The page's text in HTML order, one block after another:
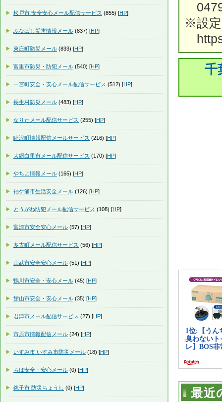
※設定
千
最近
松戸市 安全安心メール配信サービス (855) [HP]
ふなばし災害情報メール (837) [HP]
東庄町防災メール (833) [HP]
富里市防災・防犯メール (540) [HP]
一宮町安全・安心メール配信サービス (512) [HP]
長生村防災メール (483) [HP]
なりたメール配信サービス (255) [HP]
睦沢町情報配信メールサービス (216) [HP]
大網白里市メール配信サービス (170) [HP]
やちよ情報メール (165) [HP]
袖ケ浦市生活安全メール (126) [HP]
とうがね防犯メール配信サービス (108) [HP]
富津市安全安心メール (57) [HP]
多古町メール配信サービス (56) [HP]
山武市安全安心メール (51) [HP]
鴨川市安全・安心メール (45) [HP]
館山市安全・安心メール (35) [HP]
君津市メール配信サービス (27) [HP]
市原市情報配信メール (24) [HP]
いすみ市 いすみ市防災メール (18) [HP]
ちば安全・安心メール (0) [HP]
銚子市 防災ちょうし (0) [HP]